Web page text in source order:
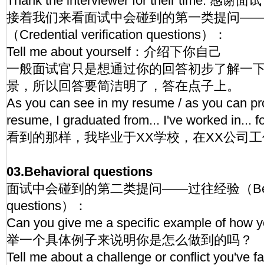
接着我们来看面试中会碰到的第一类提问
（Credential verification questions）：
Tell me about yourself：介绍下你自己
一般面试官只是想通过你的回答初步了解一
景，所以回答要简洁明了，答在点子上。
As you can see in my resume / as you can
resume, I graduated from... I've worked in...
看到的那样，我毕业于XX学校，在XX公司
03.Behavioral questions
面试中会碰到的第二类提问——过往经验（
questions）：
Can you give me a specific example of how
举一个具体例子来说明你是怎么做到的吗？
Tell me about a challenge or conflict you've